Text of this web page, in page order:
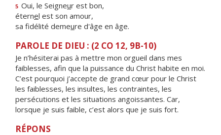
5 Oui, le Seigneur est bon,
éternel est son amour,
sa fidélité demeure d'âge en âge.
PAROLE DE DIEU : (2 CO 12, 9B-10)
Je n’hésiterai pas à mettre mon orgueil dans mes
faiblesses, afin que la puissance du Christ habite en moi.
C’est pourquoi j’accepte de grand cœur pour le Christ
les faiblesses, les insultes, les contraintes, les
persécutions et les situations angoissantes. Car,
lorsque je suis faible, c’est alors que je suis fort.
RÉPONS